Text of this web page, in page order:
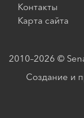
Контакты
Карта сайта
2010–2026 ©
Создание и